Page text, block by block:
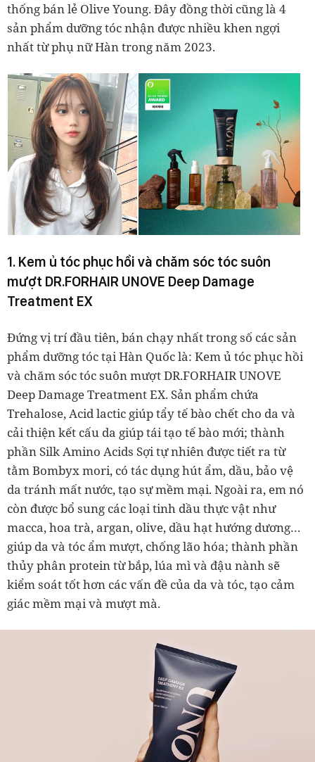
thống bán lẻ Olive Young. Đây đồng thời cũng là 4
sản phẩm dưỡng tóc nhận được nhiều khen ngợi
nhất từ phụ nữ Hàn trong năm 2023.
1. Kem ủ tóc phục hồi và chăm sóc tóc suôn
mượt DR.FORHAIR UNOVE Deep Damage
Treatment EX
Đứng vị trí đầu tiên, bán chạy nhất trong số các sản
phẩm dưỡng tóc tại Hàn Quốc là: Kem ủ tóc phục hồi
và chăm sóc tóc suôn mượt DR.FORHAIR UNOVE
Deep Damage Treatment EX. Sản phẩm chứa
Trehalose, Acid lactic giúp tẩy tế bào chết cho da và
cải thiện kết cấu da giúp tái tạo tế bào mới; thành
phần Silk Amino Acids Sợi tự nhiên được tiết ra từ
tằm Bombyx mori, có tác dụng hút ẩm, dầu, bảo vệ
da tránh mất nước, tạo sự mềm mại. Ngoài ra, em nó
còn được bổ sung các loại tinh dầu thực vật như
macca, hoa trà, argan, olive, dầu hạt hướng dương…
giúp da và tóc ẩm mượt, chống lão hóa; thành phần
thủy phân protein từ bắp, lúa mì và đậu nành sẽ
kiểm soát tốt hơn các vấn đề của da và tóc, tạo cảm
giác mềm mại và mượt mà.